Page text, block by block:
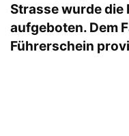
Strasse wurde die
aufgeboten. Dem
Führerschein